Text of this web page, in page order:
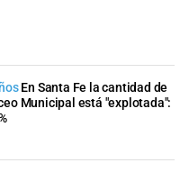
En Santa Fe la cantidad de
Municipal está "explotada":